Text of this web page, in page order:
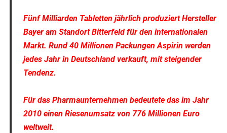
Fünf Milliarden Tabletten jährlich produziert Hersteller
Bayer am Standort Bitterfeld für den internationalen
Markt. Rund 40 Millionen Packungen Aspirin werden
jedes Jahr in Deutschland verkauft, mit steigender
Tendenz.
Für das Pharmaunternehmen bedeutete das im Jahr
2010 einen Riesenumsatz von 776 Millionen Euro
weltweit.